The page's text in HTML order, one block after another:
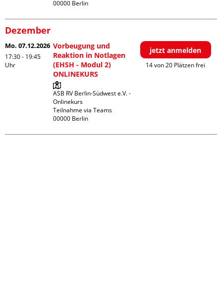
Dezember
Mo. 07.12.2026
17:30 - 19:45
Uhr
Vorbeugung und
Reaktion in Notlagen
(EHSH - Modul 2)
ONLINEKURS
ASB RV Berlin-Südwest e.V. -
Onlinekurs
Teilnahme via Teams
jetzt anmelden
14 von 20 Plätzen frei